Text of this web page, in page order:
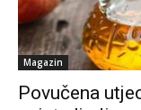
Magazin
Povučena